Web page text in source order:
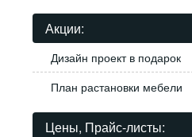
Акции:
Дизайн проект в подарок
План растановки мебели
Цены, Прайс-листы: